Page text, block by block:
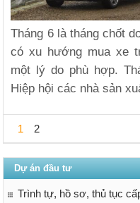
Tháng 6 là tháng chốt
có xu hướng mua xe
một lý do phù hợp.
Hiệp hội các nhà sản
1 2
Dự án đầu tư
Trình tự, hồ sơ, thủ tục